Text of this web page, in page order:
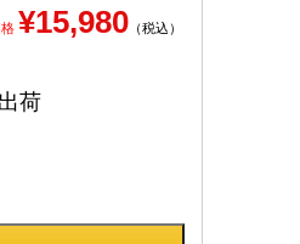
¥15,980 （税込）
荷